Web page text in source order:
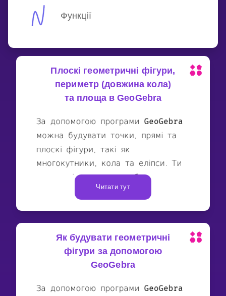
Функції
Плоскі геометричні фігури,
периметр (довжина кола)
та площа в GeoGebra
Читати тут
Як будувати геометричні
фігури за допомогою
GeoGebra